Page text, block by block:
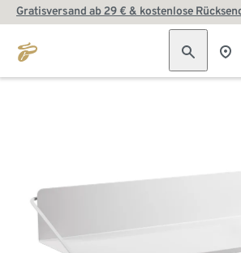
Gratisversand ab 29 € & kostenlose